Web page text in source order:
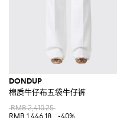
DONDUP
棉质牛仔布五袋牛仔裤
RMB 2,410.25
RMB 1,446.18
-40%